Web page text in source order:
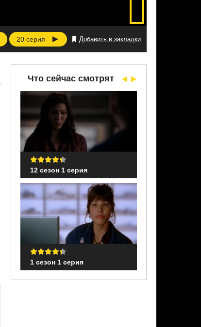
20 серия Добавить в закладки
Что сейчас смотрят
12 сезон 1 серия
1 сезон 1 серия